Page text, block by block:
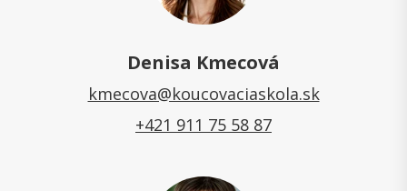
Denisa Kmecová
kmecova@koucovaciaskola.sk
+421 911 75 58 87